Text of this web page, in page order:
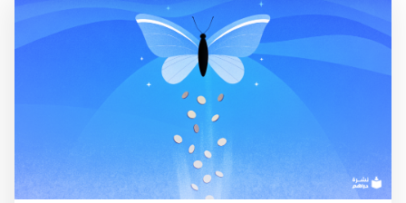
نستثمر؟ مهم أنك ترجع لهالنقطة علشان تعرف على
ايش